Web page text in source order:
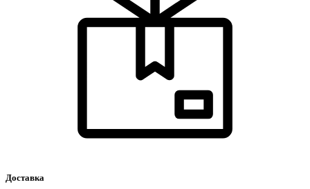
Доставка